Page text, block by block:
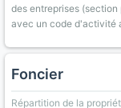
des entreprises
avec un code d'activité
Foncier
Répartition de la